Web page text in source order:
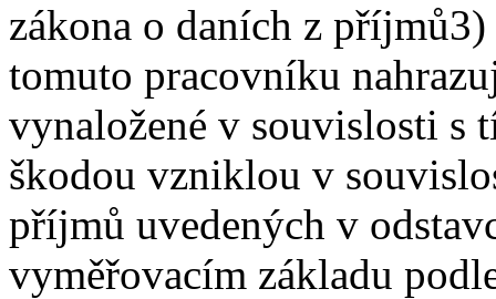
zákona o daních z příjmů3)
tomuto pracovníku
vynaložené v souvislosti s
škodou vzniklou v
příjmů uvedených v
vyměřovacím základu